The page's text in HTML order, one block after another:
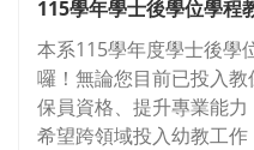
115學年學士後學位學程
本系115學年度學士後學
囉！無論您目前已投入
保員資格、提升專業能力
希望跨領域投入幼教工